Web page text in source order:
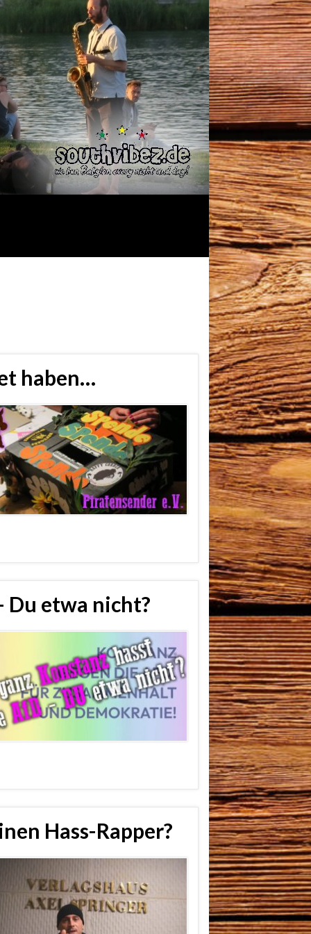
haben…
Du etwa nicht?
Hass-Rapper?